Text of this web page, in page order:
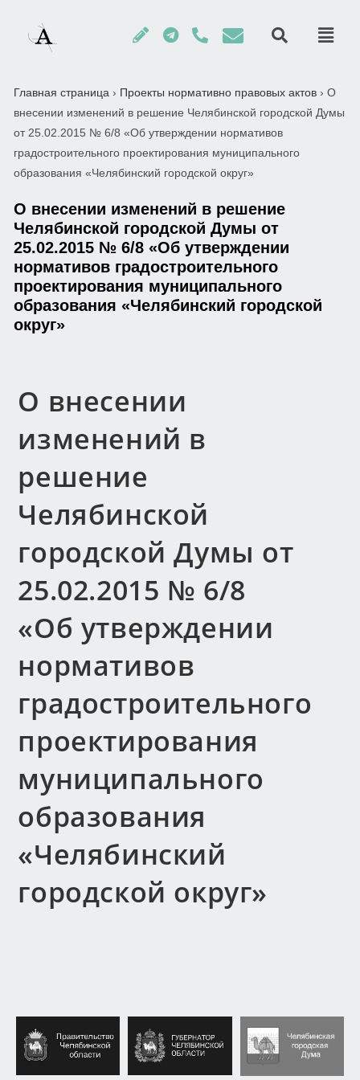
Главная страница › Проекты нормативно правовых актов › О
внесении изменений в решение Челябинской городской Думы
от 25.02.2015 № 6/8 «Об утверждении нормативов
градостроительного проектирования муниципального
образования «Челябинский городской округ»
О внесении изменений в решение
Челябинской городской Думы от
25.02.2015 № 6/8 «Об утверждении
нормативов градостроительного
проектирования муниципального
образования «Челябинский городской
округ»
О внесении
изменений в
решение
Челябинской
городской Думы от
25.02.2015 № 6/8
«Об утверждении
нормативов
градостроительного
проектирования
муниципального
образования
«Челябинский
городской округ»